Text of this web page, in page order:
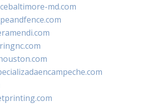
md.com